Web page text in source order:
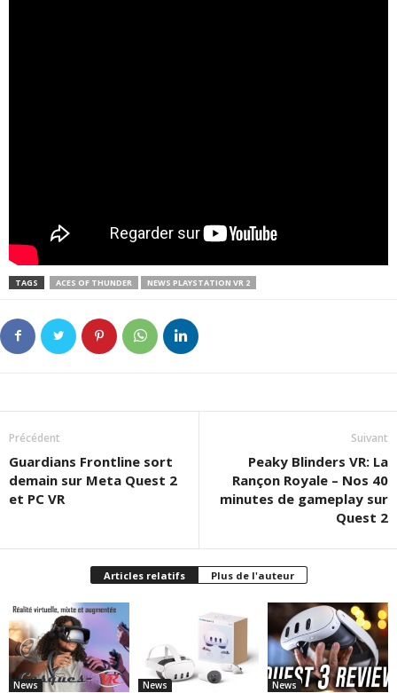
TAGS ACES OF THUNDER NEWS PLAYSTATION VR 2
Précédent
Guardians Frontline sort
demain sur Meta Quest 2
et PC VR
Suivant
Peaky Blinders VR: La
Rançon Royale – Nos 40
minutes de gameplay sur
Quest 2
Articles relatifs Plus de l'auteur
News News News